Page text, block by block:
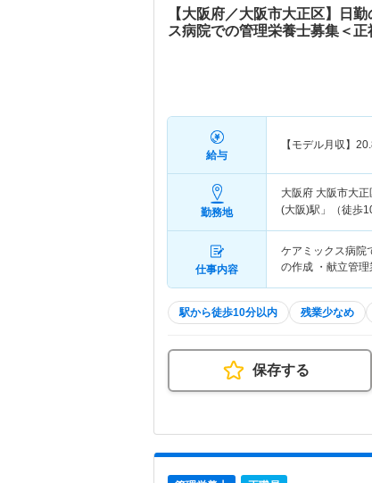
【大阪府／大阪市大正区】日
ス病院での管理栄養士募集＜正
給与
【モデル月収】
勤務地
大阪府 大阪市大正
(大阪)駅」（徒歩
仕事内容
ケアミックス病院
の作成 ・献立管
駅から徒歩10分以内 残業少なめ
保存する